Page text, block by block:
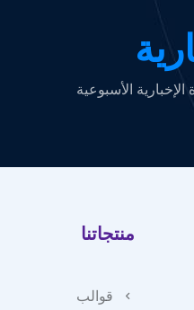
الأسبوعية
منتجاتنا
قوالب